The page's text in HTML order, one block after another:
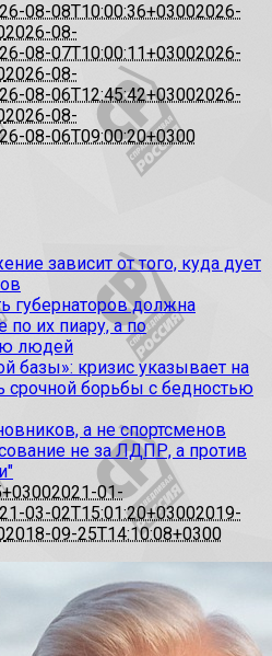
08-08T10:00:36+03002026-
2026-08-
08-07T10:00:11+03002026-
2026-08-
08-06T12:45:42+03002026-
2026-08-
08-06T09:00:20+0300
зависит от того, куда дует
губернаторов должна
по их пиару, а по
людей
базы»: кризис указывает на
срочной борьбы с бедностью
а не спортсменов
не за ЛДПР, а против
2021-01-
03-02T15:01:20+03002019-
2018-09-25T14:10:08+0300